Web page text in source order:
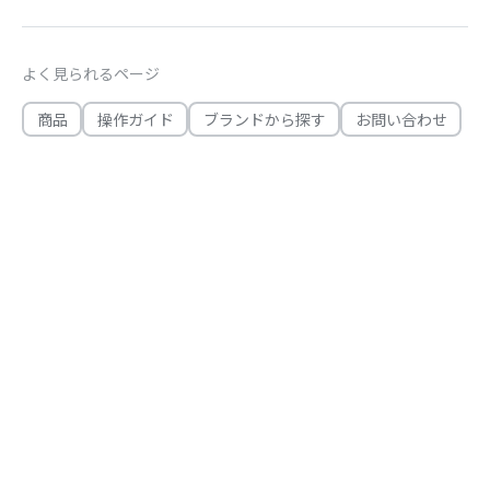
よく見られるページ
商品 操作ガイド ブランドから探す お問い合わせ